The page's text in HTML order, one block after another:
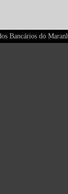
Bancários do